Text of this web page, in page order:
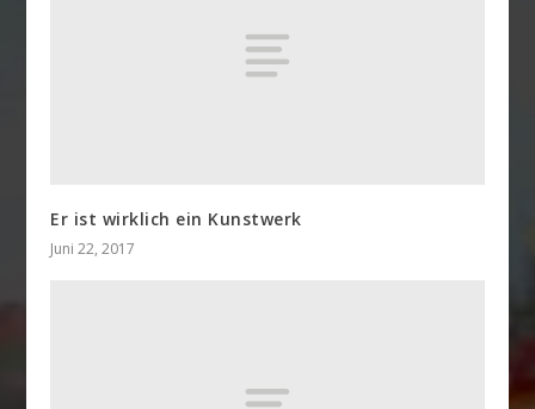
Er ist wirklich ein Kunstwerk
Juni 22, 2017